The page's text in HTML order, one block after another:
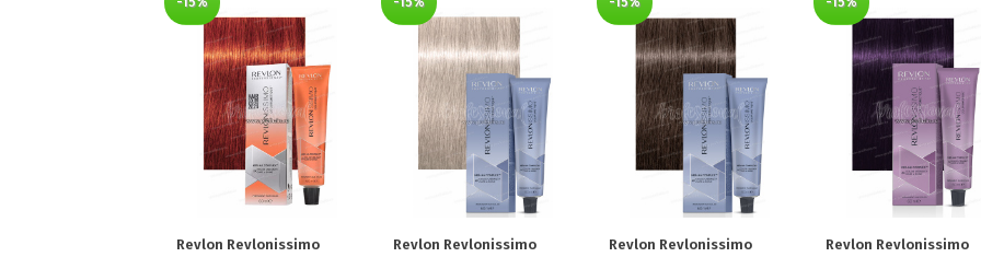
Revlon Revlonissimo
Revlon Revlonissimo
Revlon Revlonissimo
Revlon Revlonissimo